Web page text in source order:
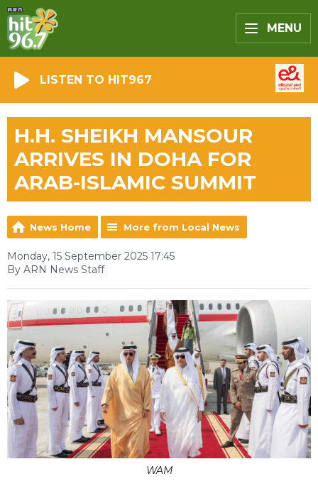
MENU
LISTEN TO HIT967
H.H. SHEIKH MANSOUR
ARRIVES IN DOHA FOR
ARAB-ISLAMIC SUMMIT
News Home More from Local News
Monday, 15 September 2025 17:45
By ARN News Staff
WAM